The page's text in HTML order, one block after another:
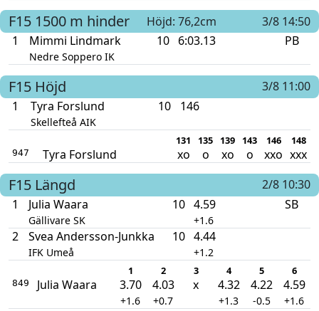
F15 1500 m hinder Höjd: 76,2cm
3/8 14:50
1
Mimmi Lindmark
Nedre Soppero IK
10 6:03.13 PB
F15 Höjd
3/8 11:00
1
Tyra Forslund
Skellefteå AIK
10 146
131 135 139 143 146 148
947 Tyra Forslund xo o xo o xxo xxx
F15 Längd
2/8 10:30
1
Julia Waara
Gällivare SK
10 4.59
+1.6
SB
2 Svea Andersson-Junkka
IFK Umeå
10 4.44
+1.2
1 2 3 4 5 6
849 Julia Waara 3.70
+1.6
4.03
+0.7
x 4.32
+1.3
4.22
-0.5
4.59
+1.6